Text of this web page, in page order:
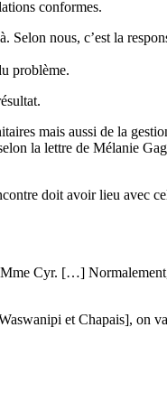
conformes.
Selon nous, c’est la
problème.
mais aussi de la
la lettre de Mélanie
doit avoir lieu avec
Cyr. […]
et Chapais], on